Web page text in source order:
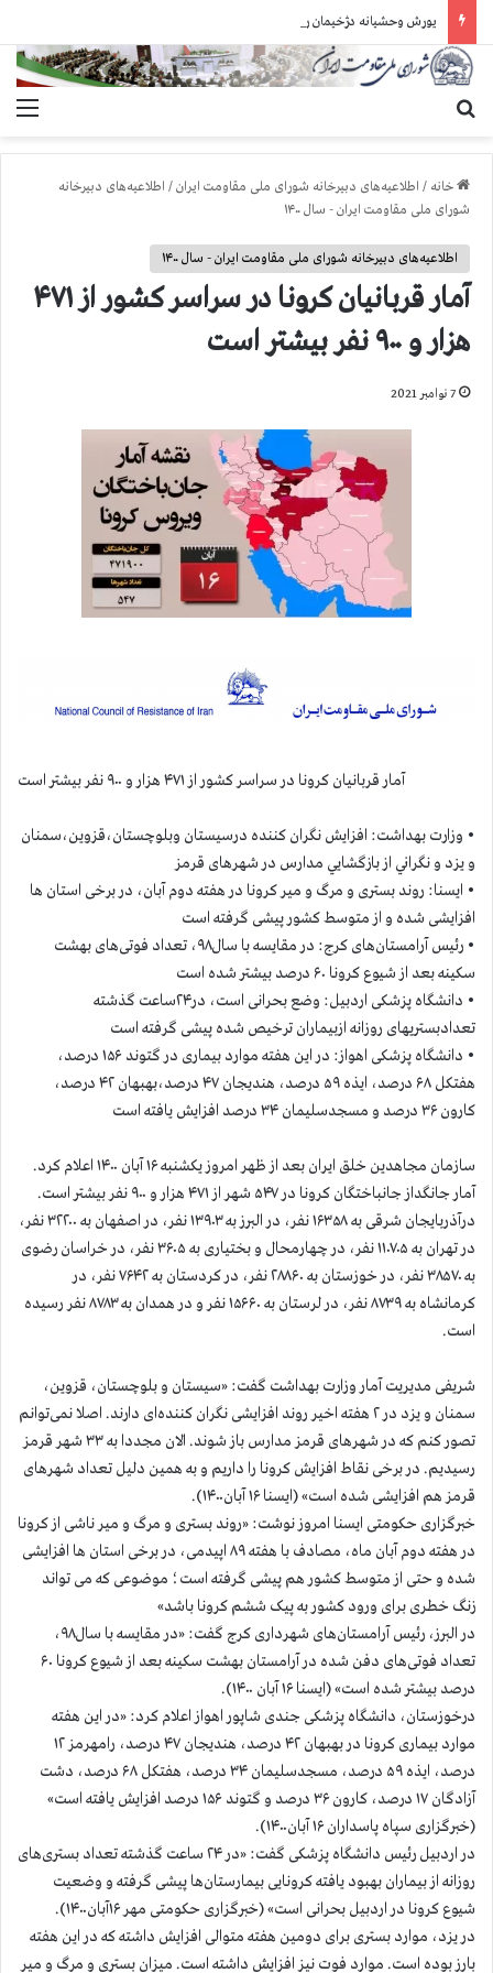
خانه / اطلاعیه‌های دبیرخانه شورای ملی مقاومت ایران/ اطلاعیه‌های دبیرخانه
شورای ملی مقاومت ایران - سال ۱۴۰۰
اطلاعیه‌های دبیرخانه شورای ملی مقاومت ایران - سال ۱۴۰۰
آمار قربانيان كرونا در سراسر كشور از ۴۷۱
هزار و ۹۰۰ نفر بيشتر است
7 نوامبر 2021
آمار قربانيان كرونا در سراسر كشور از ۴۷۱ هزار و ۹۰۰ نفر بيشتر است
• وزارت بهداشت: افزایش نگران کننده در‌سیستان وبلوچستان،قزوین،سمنان
و یزد و نگراني از بازگشايي مدارس در شهرهای قرمز
• ایسنا: روند بستری و مرگ و میر کرونا در هفته دوم آبان، در برخی استان ها
افزایشی شده و از متوسط کشور پیشی گرفته است
• رئیس آرامستان‌های کرج: در مقایسه با سال۹۸، تعداد فوتی‌های بهشت
سکینه بعد از شیوع کرونا ۶۰ درصد بیشتر شده است
• دانشگاه پزشکی اردبیل: وضع بحرانی است، در۲۴ساعت گذشته
تعدادبستریهای روزانه ازبيماران ترخيص شده پیشی گرفته است
• دانشگاه پزشکی اهواز: در این هفته موارد بیماری در گتوند ۱۵۶ درصد،
هفتکل ۶۸ درصد، ایذه ۵۹ درصد، هندیجان ۴۷ درصد،بهبهان ۴۲ درصد،
کارون ۳۶ درصد و مسجدسلیمان ۳۴ درصد افزایش یافته است
سازمان مجاهدين خلق ايران بعد از ظهر امروز یکشنبه ۱۶ آبان ۱۴۰۰ اعلام كرد.
آمار جانگداز جانباختگان كرونا در ۵۴۷ شهر از ۴۷۱ هزار و ۹۰۰ نفر بيشتر است.
درآذربایجان شرقی به ۱۶۳۵۸ نفر، در البرز به ۱۳۹۰۳ نفر، در اصفهان به ۳۲۲۰۰ نفر،
در تهران به ۱۱۰۷۰۵ نفر، در چهارمحال و بختیاری به ۳۶۰۵ نفر، در خراسان رضوی
به ۳۸۵۷۰ نفر، در خوزستان به ۲۸۸۶۰ نفر، در کردستان به ۷۶۴۲ نفر، در
کرمانشاه به ۸۷۳۹ نفر، در لرستان به ۱۵۶۶۰ نفر و در همدان به ۸۷۸۳ نفر رسیده
است.
شریفی مدیریت آمار وزارت بهداشت گفت: «سیستان و بلوچستان، قزوین،
سمنان و یزد در ٢ هفته اخیر روند افزایشی نگران کننده‌ای دارند. اصلا نمی‌توانم
تصور کنم که در شهرهای قرمز مدارس باز شوند. الان مجددا به ۳۳ شهر قرمز
رسیدیم. در برخی نقاط افزایش کرونا را داریم و به همین دلیل تعداد شهرهای
قرمز هم افزایشی شده است» (ایسنا ۱۶ آبان۱۴۰۰).
خبرگزاری حکومتی ایسنا امروز نوشت: «روند بستری و مرگ و میر ناشی از کرونا
در هفته دوم آبان ماه، مصادف با هفته ۸۹ اپیدمی، در برخی استان ها افزایشی
شده و حتی از متوسط کشور هم پیشی گرفته است؛ موضوعی که می تواند
زنگ خطری برای ورود کشور به پیک ششم کرونا باشد»
در البرز، رئیس آرامستان‌های شهرداری کرج گفت: «در مقایسه با سال۹۸،
تعداد فوتی‌های دفن شده در آرامستان بهشت سکینه بعد از شیوع کرونا ۶۰
درصد بیشتر شده است» (ایسنا ۱۶ آبان ۱۴۰۰).
درخوزستان،‌ دانشگاه پزشکی جندی شاپور اهواز اعلام کرد: «در این هفته
موارد بیماری کرونا در بهبهان ۴۲ درصد، هندیجان ۴۷ درصد، رامهرمز ۱۲
درصد، ایذه ۵۹ درصد، مسجدسلیمان ۳۴ درصد، هفتکل ۶۸ درصد، دشت
آزادگان ۱۷ درصد، کارون ۳۶ درصد و گتوند ۱۵۶ درصد افزایش یافته است»
(خبرگزاری سپاه پاسداران ۱۶ آبان۱۴۰۰).
در اردبیل رئیس دانشگاه پزشکی گفت: «در ۲۴ ساعت گذشته تعداد بستری‌های
روزانه از بیماران بهبود یافته کرونایی بیمارستان‌ها پیشی گرفته و وضعیت
شیوع کرونا در اردبیل بحرانی است» (خبرگزاری حکومتی مهر ۱۶آبان۱۴۰۰).
در یزد، موارد بستری برای دومین هفته متوالی افزایش داشته که در این هفته
بارز بوده است. موارد فوت نیز افزایش داشته است. میزان بستری و مرگ و میر